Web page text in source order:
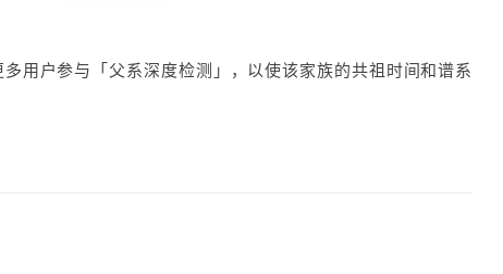
用户参与「父系深度检测」，以使该家族的共祖时间和谱系